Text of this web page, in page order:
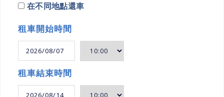
在不同地點還車
租車開始時間
租車結束時間